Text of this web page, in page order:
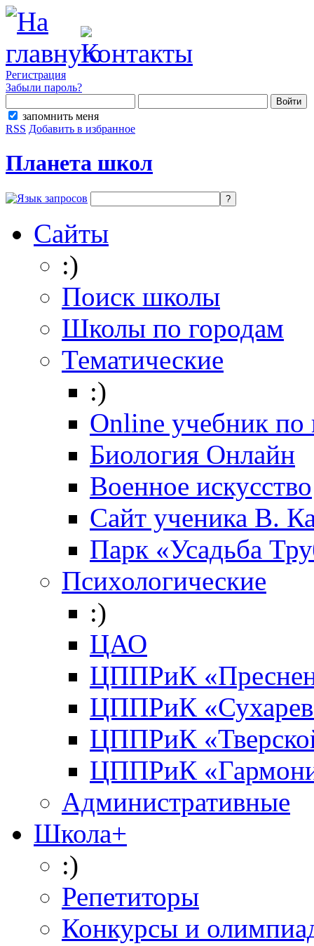
Регистрация
Забыли пароль?
запомнить меня
RSS Добавить в избранное
Планета школ
Сайты
:)
Поиск школы
Школы по городам
Тематические
:)
Online учебник по
Биология Онлайн
Военное искусство
Cайт ученика В.
Парк «Усадьба
Психологические
:)
ЦАО
ЦППРиК
ЦППРиК
ЦППРиК
ЦППРиК
Административные
Школа+
:)
Репетиторы
Конкурсы и